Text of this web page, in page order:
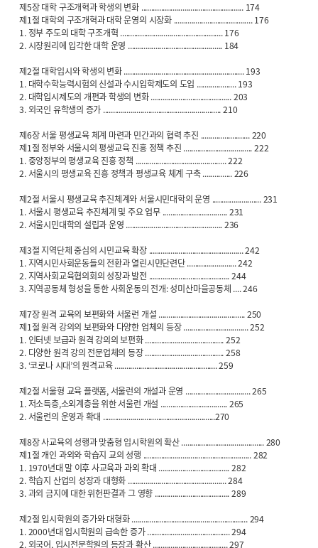
제5장 대학 구조개혁과 학생의 변화 .................................................... 174
제1절 대학의 구조개혁과 대학 운영의 시장화 ........................................ 176
1. 정부 주도의 대학 구조개혁 .................................................... 176
2. 시장원리에 입각한 대학 운영 ................................................ 184
제2절 대학입시와 학생의 변화 ............................................................. 193
1. 대학수학능력시험의 신설과 수시입학제도의 도입 .................... 193
2. 대학입시제도의 개편과 학생의 변화 ......................................... 203
3. 외국인 유학생의 증가 ............................................................ 210
제6장 서울 평생교육 체계 마련과 민간과의 협력 추진 ......................... 220
제1절 정부와 서울시의 평생교육 진흥 정책 추진 ................................... 222
1. 중앙정부의 평생교육 진흥 정책 .............................................. 222
2. 서울시의 평생교육 진흥 정책과 평생교육 체계 구축 ............... 226
제2절 서울시 평생교육 추진체계와 서울시민대학의 운영 ......................... 231
1. 서울시 평생교육 추진체계 및 주요 업무 ................................. 231
2. 서울시민대학의 설립과 운영 ................................................. 236
제3절 지역단체 중심의 시민교육 확장 ................................................ 242
1. 지역시민사회운동들의 전환과 열린시민단련단 ......................... 242
2. 지역사회교육협의회의 성장과 발전 ......................................... 244
3. 지역공동체 형성을 통한 사회운동의 전개: 성미산마을공동체 .... 246
제7장 원격 교육의 보편화와 서울런 개설 ............................................ 250
제1절 원격 강의의 보편화와 다양한 업체의 등장 ................................. 252
1. 인터넷 보급과 원격 강의의 보편화 ........................................ 252
2. 다양한 원격 강의 전문업체의 등장 ........................................ 258
3. ‘코로나 시대’의 원격교육 .................................................... 259
제2절 서울형 교육 플랫폼, 서울런의 개설과 운영 ................................. 265
1. 저소득층,소외계층을 위한 서울런 개설 .................................. 265
2. 서울런의 운영과 확대 .........................................................270
제8장 사교육의 성행과 맞춤형 입시학원의 확산 .......................................... 280
제1절 개인 과외와 학습지 교의 성행 ....................................................... 282
1. 1970년대 말 이후 사교육과 과외 확대 .................................... 282
2. 학습지 산업의 성장과 대형화 .................................................. 284
3. 과외 금지에 대한 위헌판결과 그 영향 ...................................... 289
제2절 입시학원의 증가와 대형화 ........................................................... 294
1. 2000년대 입시학원의 급속한 증가 .......................................... 294
2. 외국어, 입시전문학원의 등장과 확산 ...................................... 297